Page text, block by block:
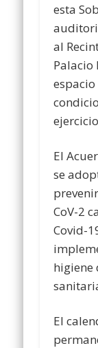
esta
al
Palacio
El
se
CoV-2
Covid-
higiene
El